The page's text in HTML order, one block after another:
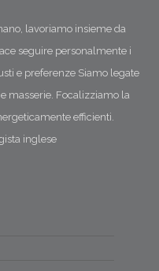
lavoriamo insieme da
seguire personalmente i
e preferenze Siamo legate
masserie. Focalizziamo la
efficienti.
inglese